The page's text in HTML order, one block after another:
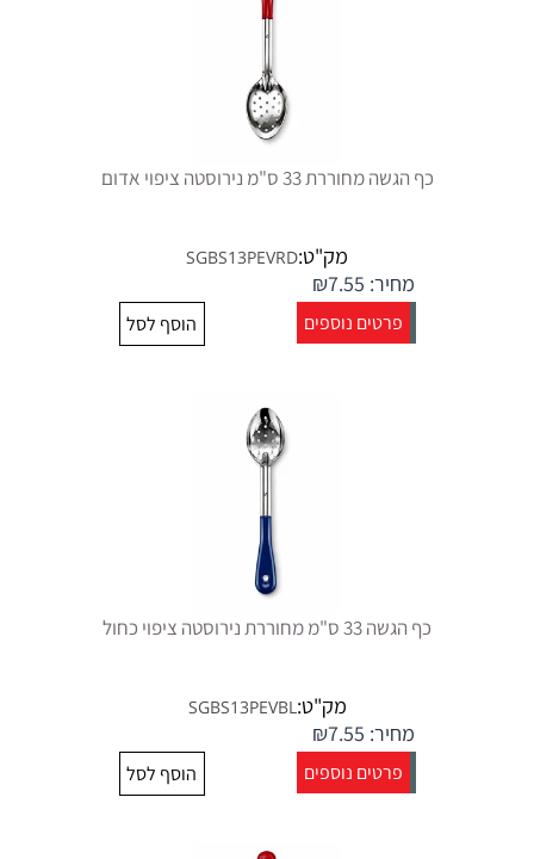
כף הגשה מחוררת 33 ס"מ נירוסטה ציפוי אדום
מק"ט:SGBS13PEVRD
מחיר: ₪7.55
פרטים נוספים הוסף לסל
כף הגשה 33 ס"מ מחוררת נירוסטה ציפוי כחול
מק"ט:SGBS13PEVBL
מחיר: ₪7.55
פרטים נוספים הוסף לסל